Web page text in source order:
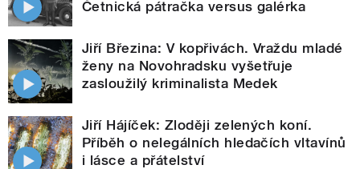
Četnická pátračka versus galérka
Jiří Březina: V kopřivách. Vraždu mladé
ženy na Novohradsku vyšetřuje
zasloužilý kriminalista Medek
Jiří Hájíček: Zloději zelených koní.
Příběh o nelegálních hledačích vltavínů
i lásce a přátelství